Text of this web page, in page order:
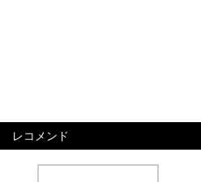
レコメンド